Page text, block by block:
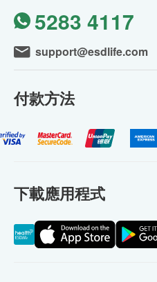
5283 4117
support@esdlife.com
付款方法
下載應用程式